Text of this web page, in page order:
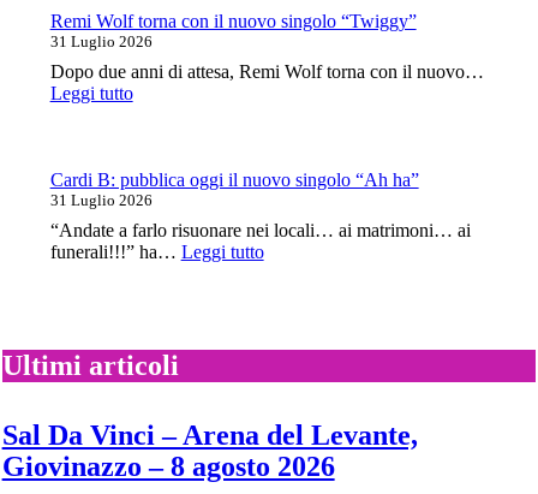
Black
Label
oggi
nuovo
album
Remi Wolf torna con il nuovo singolo “Twiggy”
31 Luglio 2026
Dopo due anni di attesa, Remi Wolf torna con il nuovo…
Leggi tutto:
con
il
nuovo
singolo
“Twiggy”
Cardi B: pubblica oggi il nuovo singolo “Ah ha”
31 Luglio 2026
“Andate a farlo risuonare nei locali… ai matrimoni… ai
funerali!!!” ha… Leggi tutto:
nuovo
“Ah
ha”
Ultimi articoli
Sal Da Vinci – Arena del Levante,
Giovinazzo – 8 agosto 2026